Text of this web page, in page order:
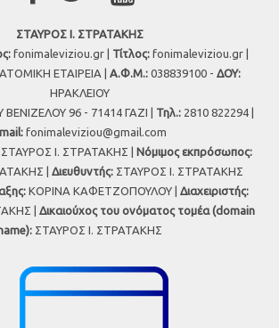
ΣΤΑΥΡΟΣ Ι. ΣΤΡΑΤΑΚΗΣ
fonimaleviziou.gr | Τίτλος:fonimaleviziou.gr |
ΑΤΟΜΙΚΗ ΕΤΑΙΡΕΙΑ | Α.Φ.Μ.: 038839100 - ΔΟΥ:
ΗΡΑΚΛΕΙΟΥ
ΒΕΝΙΖΕΛΟΥ 96 - 71414 ΓΑΖΙ | Τηλ.: 2810 822294 |
fonimaleviziou@gmail.com
ΣΤΑΥΡΟΣ Ι. ΣΤΡΑΤΑΚΗΣ | Νόμιμος εκπρόσωπος:
| Διευθυντής:ΣΤΑΥΡΟΣ Ι. ΣΤΡΑΤΑΚΗΣ
ΚΟΡΙΝΑ ΚΑΦΕΤΖΟΠΟΥΛΟΥ | Διαχειριστής:
| Δικαιούχος του ονόματος τομέα (domain
ΣΤΑΥΡΟΣ Ι. ΣΤΡΑΤΑΚΗΣ